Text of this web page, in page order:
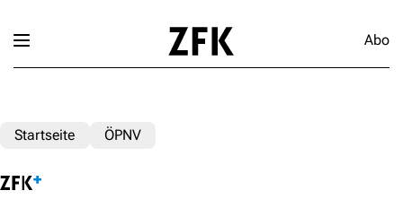
Abo
Startseite ÖPNV